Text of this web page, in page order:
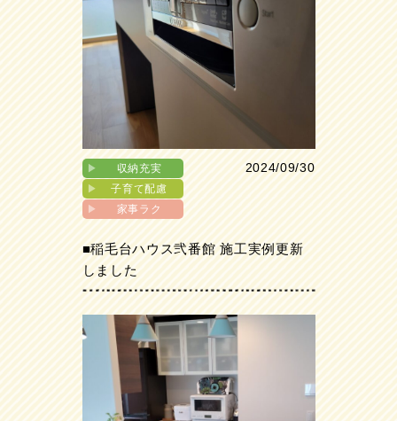
▶︎
収納充実
▶︎
子育て配慮
▶︎
家事ラク
2024/09/30
■稲毛台ハウス弐番館 施工実例更新
しました